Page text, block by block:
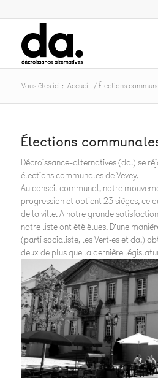
Vous êtes ici : Accueil / Élections
Élections
Décroissance-alternatives (da.) se
élections communales de Vevey.
Au conseil communal, notre
progression et obtient 23 sièges, ce
de la ville. A notre grande
notre liste ont été élues. D’une
(parti socialiste, les Vert·es et da.)
deux de plus que la dernière